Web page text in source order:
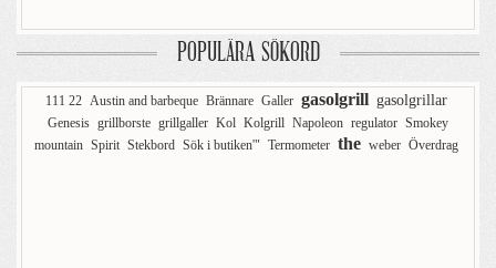
POPULÄRA SÖKORD
111 22 Austin and barbeque Brännare Galler gasolgrill gasolgrillar
Genesis grillborste grillgaller Kol Kolgrill Napoleon regulator Smokey
mountain Spirit Stekbord Sök i butiken'" Termometer the weber Överdrag